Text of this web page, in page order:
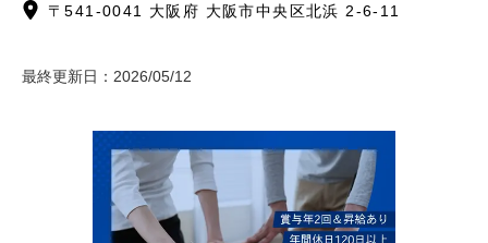
〒541-0041 大阪府 大阪市中央区北浜 2-6-11
最終更新日： 2026/05/12